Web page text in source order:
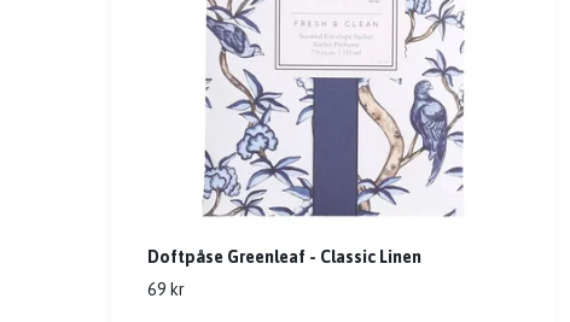
Doftpåse Greenleaf - Classic Linen
69 kr